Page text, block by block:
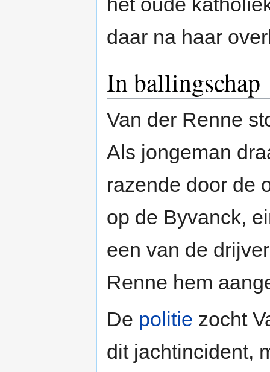
daar na haar
In ballingschap
Van der Renne
Als jongeman
razende door de
op de Byvanck,
een van de
Renne hem
De politie zocht
dit jachtincident,